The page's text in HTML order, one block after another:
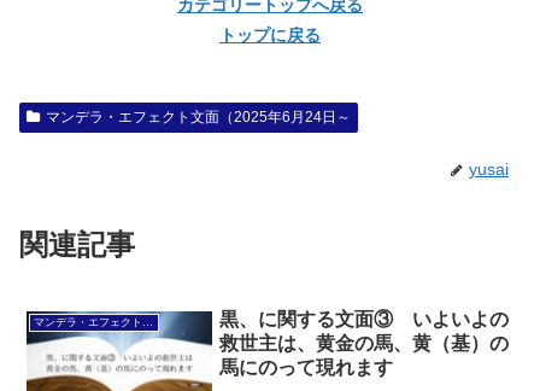
カテゴリートップへ戻る
トップに戻る
マンデラ・エフェクト文面（2025年6月24日～
yusai
関連記事
黒、に関する文面③ いよいよの
救世主は、黄金の馬、黄（基）の
馬にのって現れます